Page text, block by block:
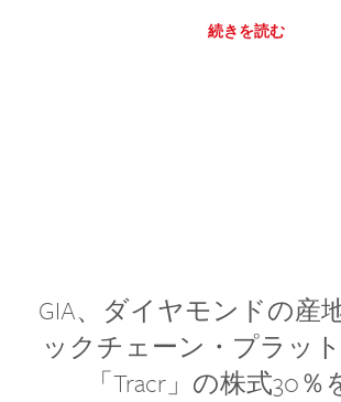
続きを読む
GIA、ダイヤモンドの産
ックチェーン・プラッ
「Tracr」の株式30％